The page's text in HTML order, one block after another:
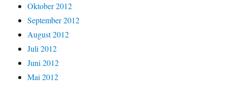
Oktober 2012
September 2012
August 2012
Juli 2012
Juni 2012
Mai 2012